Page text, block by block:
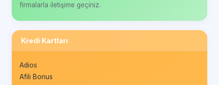
firmalarla iletişime geçiniz.
Kredi Kartları
Adios
Afili Bonus